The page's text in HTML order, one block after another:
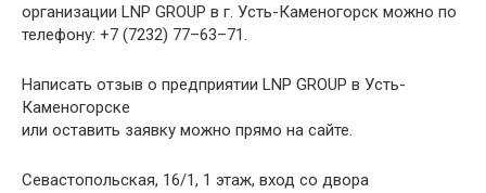
организации LNP GROUP в г. Усть-Каменогорск можно по
телефону: +7 (7232) 77–63–71.
Написать отзыв о предприятии LNP GROUP в Усть-
Каменогорске
или оставить заявку можно прямо на сайте.
Севастопольская, 16/1, 1 этаж, вход со двора